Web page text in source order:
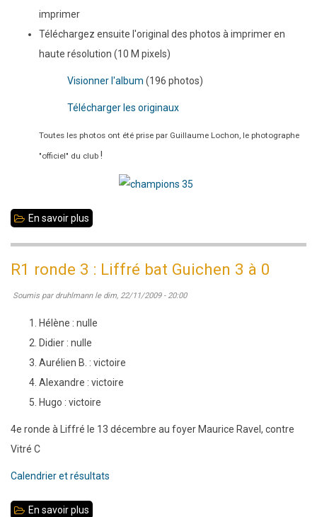
imprimer
Téléchargez ensuite l'original des photos à imprimer en
haute résolution (10 M pixels)
Visionner l'album (196 photos)
Télécharger les originaux
Toutes les photos ont été prise par Guillaume Lochon, le photographe
"officiel" du club !
En savoir plus
résultats
et
album
R1 ronde 3 : Liffré bat Guichen 3 à 0
Soumis par druhlmannle dim, 22/11/2009 - 20:00
Hélène : nulle
Didier : nulle
Aurélien B. : victoire
Alexandre : victoire
Hugo : victoire
4e ronde à Liffré le 13 décembre au foyer Maurice Ravel, contre
Vitré C
Calendrier et résultats
En savoir plus